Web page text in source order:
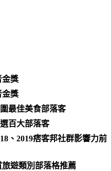
金獎
金獎
最佳美食部落客
百大部落客
、2019痞客邦社群影響力前
遊類別部落格推薦